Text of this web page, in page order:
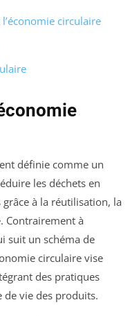
circulaire
définie comme un
les déchets en
à la réutilisation, la
Contrairement à
suit un schéma de
circulaire vise
des pratiques
de vie des produits.